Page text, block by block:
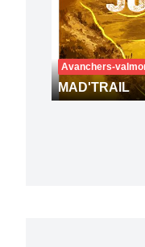
Avanchers-
MAD'TRAIL